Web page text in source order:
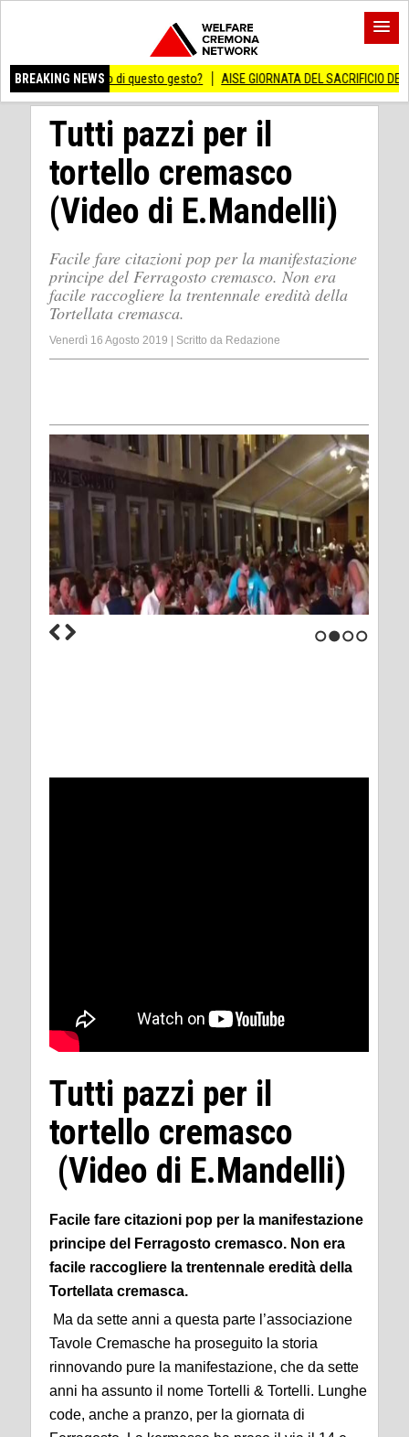
BREAKING NEWS
di questo gesto? AISE GIORNATA DEL SACRIFICIO DEL LAVORO
Tutti pazzi per il
tortello cremasco
(Video di E.Mandelli)
Facile fare citazioni pop per la manifestazione
principe del Ferragosto cremasco. Non era
facile raccogliere la trentennale eredità della
Tortellata cremasca.
Venerdì 16 Agosto 2019 Scritto da Redazione
Tutti pazzi per il
tortello cremasco
(Video di E.Mandelli)
Facile fare citazioni pop per la manifestazione
principe del Ferragosto cremasco. Non era
facile raccogliere la trentennale eredità della
Tortellata cremasca.
Ma da sette anni a questa parte l’associazione
Tavole Cremasche ha proseguito la storia
rinnovando pure la manifestazione, che da sette
anni ha assunto il nome Tortelli & Tortelli. Lunghe
code, anche a pranzo, per la giornata di